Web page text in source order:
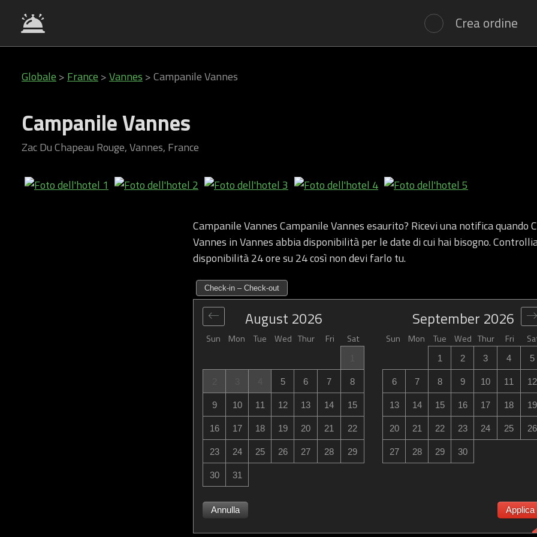
Crea ordine
Globale > France >Vannes >Campanile Vannes
Campanile Vannes
Zac Du Chapeau Rouge, Vannes, France
Campanile Vannes Campanile Vannes esaurito? Ricevi una notifica quando
Vannes in Vannes abbia disponibilità per le date di cui hai bisogno.
disponibilità 24 ore su 24 così non devi farlo tu.
Check-in – Check-out
Sun Mon Tue Wed Thur Fri Sat Sun Mon Tue Wed Thur Fri
August 2026
5 6 7 8
9 10 11 12 13 14 15
16 17 18 19 20 21 22
23 24 25 26 27 28 29
30 31
September 2026
1 2 3 4 5
6 7 8 9 10 11 12
13 14 15 16 17 18 19
20 21 22 23 24 25 26
27 28 29 30
Annulla Applica